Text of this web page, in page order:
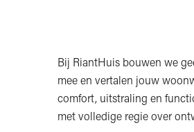
Bij RiantHuis bouwen we
mee en vertalen jouw
comfort, uitstraling en
met volledige regie over